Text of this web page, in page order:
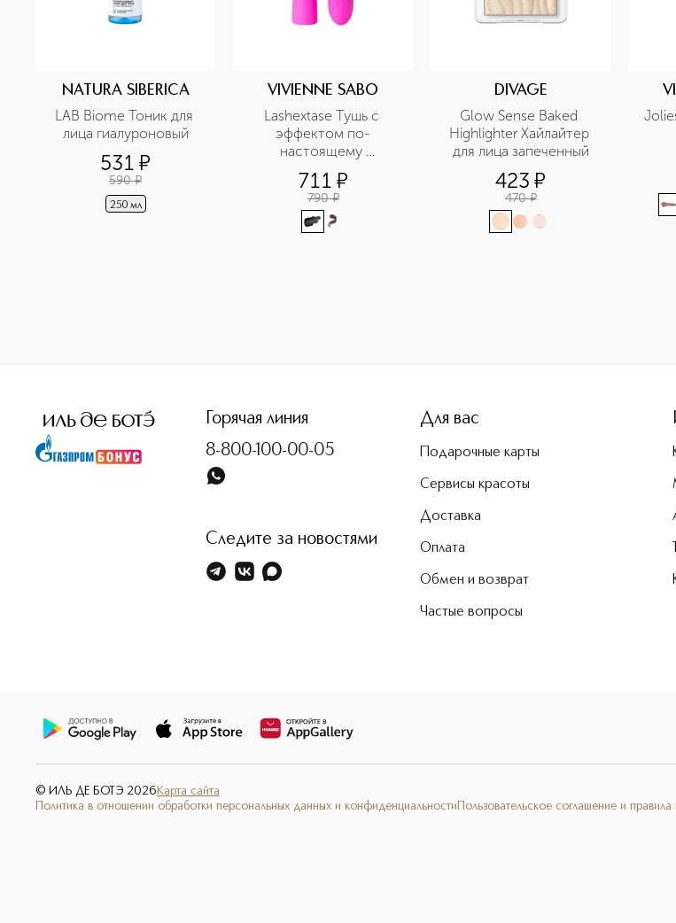
NATURA SIBERICA
LAB Biome Тоник для
лица гиалуроновый
531 ¤
590 ¤
250 мл
VIVIENNE SABO
Lashextase Тушь с
эффектом по-
настоящему
невероятного объема
711 ¤
790 ¤
DIVAGE
Glow Sense Baked
Highlighter Хайлайтер
для лица запеченный
423 ¤
470 ¤
Горячая линия
8-800-100-00-05
Следите за новостями
Для вас
Подарочные карты
Сервисы красоты
Доставка
Оплата
Обмен и возврат
Частые вопросы
© ИЛЬ ДЕ БОТЭ 2026 Карта сайта
Политика в отношении обработки персональных данных и конфиденциальности Пользовательское соглашение и